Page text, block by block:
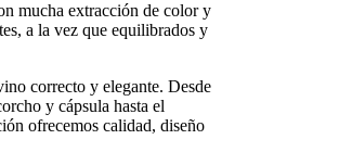
mucha extracción de color y
a la vez que equilibrados y
correcto y elegante. Desde
y cápsula hasta el
ofrecemos calidad, diseño